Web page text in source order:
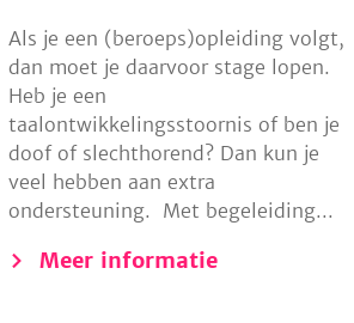
Als je een (beroeps)opleiding volgt,
dan moet je daarvoor stage lopen.
Heb je een
taalontwikkelingsstoornis of ben je
doof of slechthorend? Dan kun je
veel hebben aan extra
ondersteuning. Met begeleiding...
Meer informatie